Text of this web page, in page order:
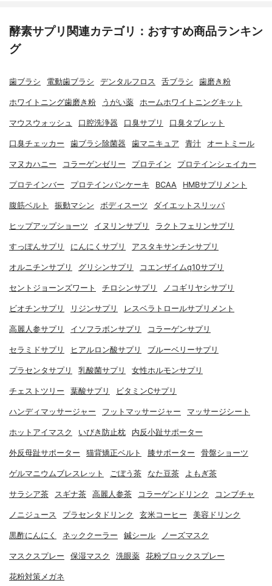
酵素サプリ関連カテゴリ：おすすめ商品ランキン
グ
歯ブラシ 電動歯ブラシ デンタルフロス 舌ブラシ 歯磨き粉
ホワイトニング歯磨き粉 うがい薬 ホームホワイトニングキット
マウスウォッシュ 口腔洗浄器 口臭サプリ 口臭タブレット
口臭チェッカー 歯ブラシ除菌器 歯マニキュア 青汁 オートミール
マヌカハニー コラーゲンゼリー プロテイン プロテインシェイカー
プロテインバー プロテインパンケーキ BCAA HMBサプリメント
腹筋ベルト 振動マシン ボディスーツ ダイエットスリッパ
ヒップアップショーツ イヌリンサプリ ラクトフェリンサプリ
すっぽんサプリ にんにくサプリ アスタキサンチンサプリ
オルニチンサプリ グリシンサプリ コエンザイムq10サプリ
セントジョーンズワート チロシンサプリ ノコギリヤシサプリ
ビオチンサプリ リジンサプリ レスベラトロールサプリメント
高麗人参サプリ イソフラボンサプリ コラーゲンサプリ
セラミドサプリ ヒアルロン酸サプリ ブルーベリーサプリ
プラセンタサプリ 乳酸菌サプリ 女性ホルモンサプリ
チェストツリー 葉酸サプリ ビタミンCサプリ
ハンディマッサージャー フットマッサージャー マッサージシート
ホットアイマスク いびき防止枕 内反小趾サポーター
外反母趾サポーター 猫背矯正ベルト 膝サポーター 骨盤ショーツ
ゲルマニウムブレスレット ごぼう茶 なた豆茶 よもぎ茶
サラシア茶 スギナ茶 高麗人参茶 コラーゲンドリンク コンブチャ
ノニジュース プラセンタドリンク 玄米コーヒー 美容ドリンク
黒酢にんにく ネッククーラー 鍼シール ノーズマスク
マスクスプレー 保湿マスク 洗眼薬 花粉ブロックスプレー
花粉対策メガネ